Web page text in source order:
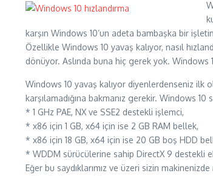
karşın Windows 10’un adeta bambaşka bir
Özellikle Windows 10 yavaş kalıyor, nasıl
dönüyor. Aslında buna hiç gerek yok. Windows
Windows 10 yavaş kalıyor diyenlerdenseniz ilk
karşılamadığına bakmanız gerekir. Windows
* 1 GHz PAE, NX ve SSE2 destekli işlemci,
* x86 için 1 GB, x64 için ise 2 GB RAM bellek,
* x86 için 18 GB, x64 için ise 20 GB boş HDD
* WDDM sürücülerine sahip DirectX 9 destekli
Eğer bu saydıklarımız ve üzeri sizin